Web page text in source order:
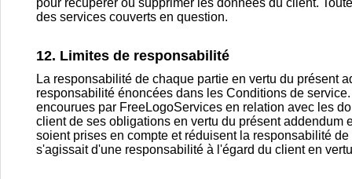
pour récupérer ou supprimer les données du client.
des services couverts en question.
12. Limites de responsabilité
La responsabilité de chaque partie en vertu du présent
responsabilité énoncées dans les Conditions de
encourues par FreeLogoServices en relation avec les
client de ses obligations en vertu du présent
soient prises en compte et réduisent la responsabilité
s'agissait d'une responsabilité à l'égard du client en